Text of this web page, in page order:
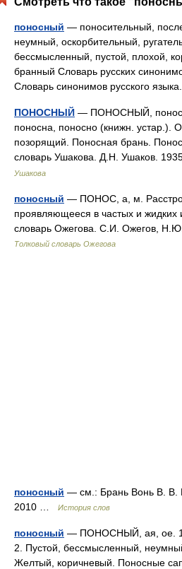
поносный — поносительный,
неумный, оскорбительный,
бессмысленный, пустой, плохой,
бранный Словарь русских
Словарь синонимов русского
ПОНОСНЫЙ — ПОНОСНЫЙ,
поносна, поносно (книжн. устар.).
позорящий. Поносная брань.
словарь Ушакова. Д.Н. Ушаков.
Ушакова
поносный — ПОНОС, а, м.
проявляющееся в частых и жидких
словарь Ожегова. С.И. Ожегов,
Толковый словарь Ожегова
поносный — см.: Брань Вонь В. В.
2010 …
История слов
поносный — ПОНОСНЫЙ, ая, ое. 1.
2. Пустой, бессмысленный,
Желтый, коричневый. Поносные